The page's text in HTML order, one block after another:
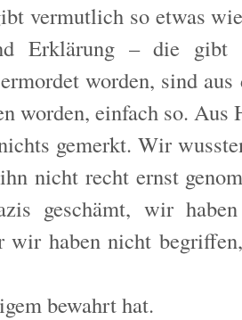
vermutlich so etwas
Erklärung – die gibt
worden, sind
worden, einfach so. Aus
gemerkt. Wir
nicht recht ernst
geschämt, wir
wir haben nicht
bewahrt hat.